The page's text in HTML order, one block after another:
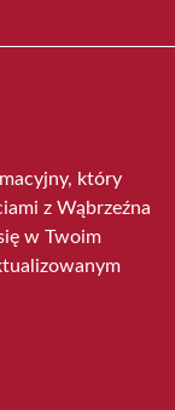
który
z Wąbrzeźna
w Twoim